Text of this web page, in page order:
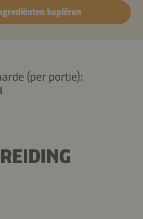
kopiëren
(per portie):